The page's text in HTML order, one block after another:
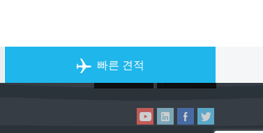
빠른 견적